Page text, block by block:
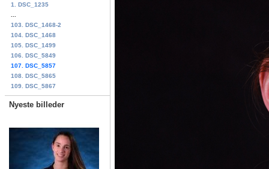
1. DSC_1235
103. DSC_1468-2
104. DSC_1468
105. DSC_1499
106. DSC_5849
107. DSC_5857
108. DSC_5865
109. DSC_5867
Nyeste billeder